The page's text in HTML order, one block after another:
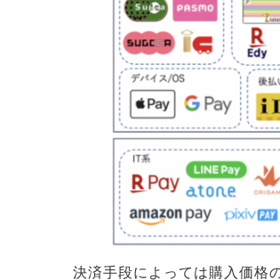
決済手段によっては購入価格